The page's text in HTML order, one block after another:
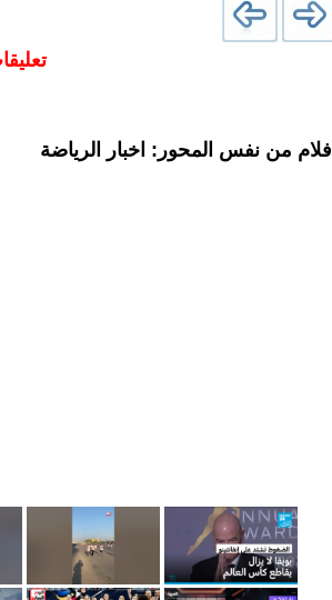
افلام من نفس المحور: اخبار الرياضة